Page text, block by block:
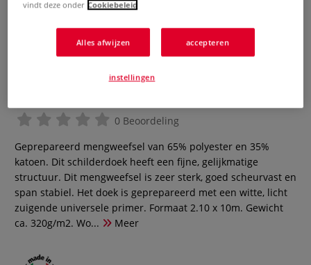
GERSTAECKER Scala schilderdoek
0 Beoordeling
Geprepareerd mengweefsel van 65% polyester en 35%
katoen. Dit schilderdoek heeft een fijne, gelijkmatige
structuur. Dit mengweefsel is zeer sterk, goed scheurvast en
span stabiel. Het doek is geprepareerd met een witte, licht
zuigende universele primer. Formaat 2.10 x 10m. Gewicht
ca. 320g/m2. Wo...
Meer
vindt deze onder Cookiebeleid
Alles afwijzen accepteren
instellingen